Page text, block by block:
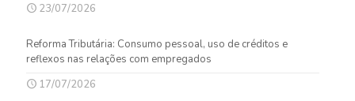
23/07/2026
Reforma Tributária: Consumo pessoal, uso de créditos e
reflexos nas relações com empregados
17/07/2026